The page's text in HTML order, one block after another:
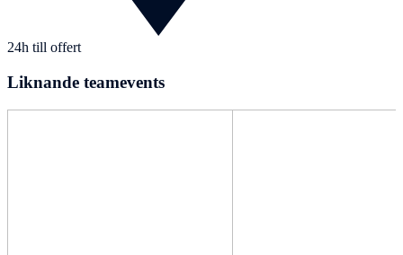
24h till offert
Liknande teamevents